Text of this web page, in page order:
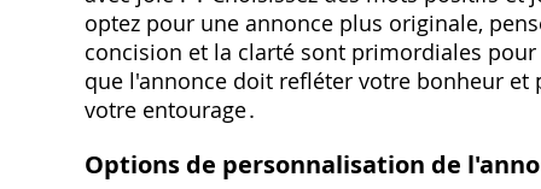
optez pour une annonce plus originale,
concision et la clarté sont primordiales
que l'annonce doit refléter votre bonheur
votre entourage․
Options de personnalisation de